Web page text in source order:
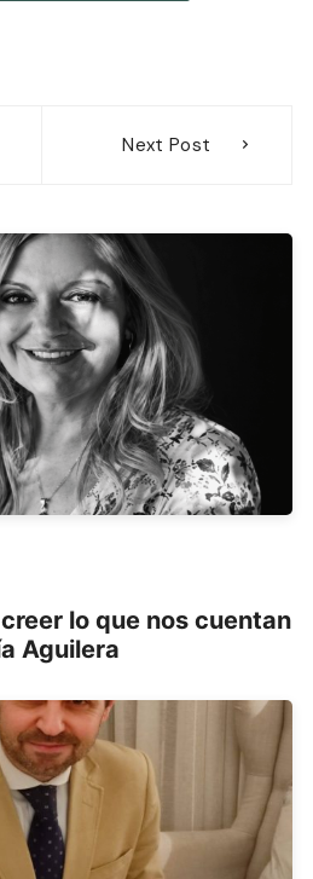
Next Post
lo que nos cuentan
Aguilera